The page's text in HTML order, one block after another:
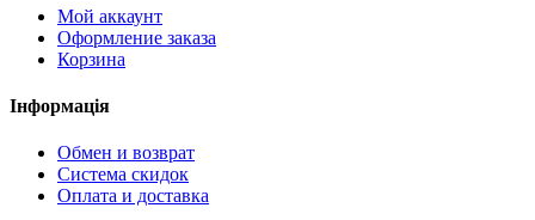
Мой аккаунт
Оформление заказа
Корзина
Інформація
Обмен и возврат
Система скидок
Оплата и доставка